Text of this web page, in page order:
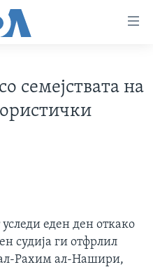
АРХИВА
семејствата на
еден ден откако
судија ги отфрлил
Рахим ал-Нашири,